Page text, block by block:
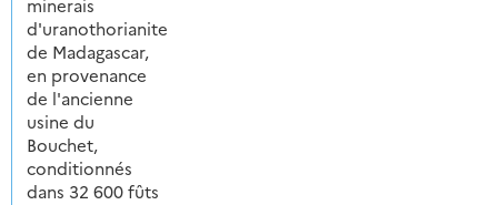
minerais
d'uranothorianite
de Madagascar,
en provenance
de l'ancienne
usine du
Bouchet,
conditionnés
dans 32 600 fûts